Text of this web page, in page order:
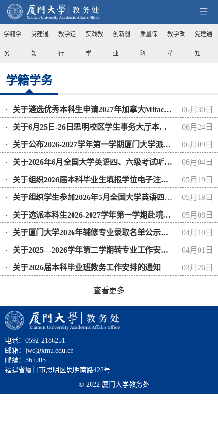
学籍学
务
党建通
知
教学运
行
实践教
学
创新创
业
质量保
障
教学改
革
党建通
知
学籍学务
关于遴选优秀本科生申请2027年加拿大Mitacs本科生实习合作奖学金的通知 06月30日
关于6月25日-26日思明校区学生事务大厅本研学籍学务证明自助打印服务的公告 06月24日
关于公布2026-2027学年第一学期厦门大学派往境内高校交流本科生名单的通知 06月09日
关于2026年6月全国大学英语四、六级考试听力试听的通知 06月04日
关于组织2026届本科毕业生填报学位电子注册论文信息及提交毕业论文归档的通知 05月19日
关于组织学生参加2026年5月全国大学英语四、六级口语考试模拟测试的通知 05月18日
关于选派本科生2026-2027学年第一学期赴境内高校交流学习的通知 05月08日
关于厦门大学2026年辅修专业录取名单公示暨注册选课工作的通知 04月10日
关于2025—2026学年第二学期转专业工作安排的通知 04月01日
关于2026届本科毕业班教务工作安排的通知 03月26日
查看更多
电话：0592-2186251
邮箱：jwc@xmu.edu.cn
邮编：361005
福建省厦门市思明区思明南路422号
© 2022 厦门大学教务处